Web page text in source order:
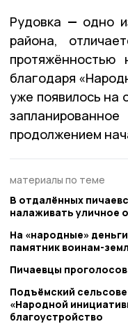
Рудовка — одно
района,
благодаря
уже появилось на
продолжением
материалы по теме
В отдалённых
налаживать уличное
На «народные»
памятник воинам-
Пичаевцы
Подъёмский
«Народной
благоустройство